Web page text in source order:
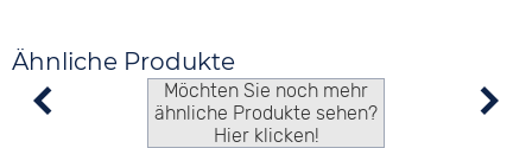
Ähnliche Produkte
Möchten Sie noch mehr
ähnliche Produkte sehen?
Hier klicken!